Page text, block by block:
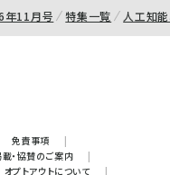
年11月号 特集一覧 人工知能
免責事項
|
・協賛のご案内
|
オプトアウトについて |